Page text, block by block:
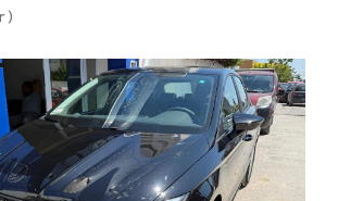
)